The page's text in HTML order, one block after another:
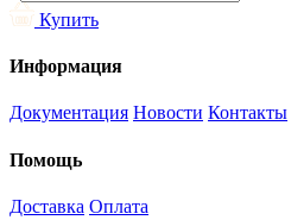
Купить
Информация
Документация Новости Контакты
Помощь
Доставка Оплата